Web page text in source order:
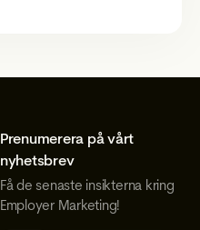
Prenumerera på vårt
nyhetsbrev
Få de senaste insikterna kring
Employer Marketing!